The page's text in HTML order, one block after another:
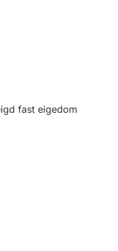
fast eigedom